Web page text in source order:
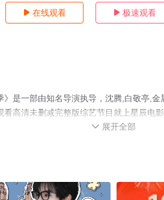
 在线观看  极速观看
是一部由知名导演执导，沈腾,白敬亭,
高清未删减完整版综艺节目就上星辰电
 展开全部